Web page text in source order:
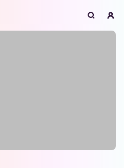
niet ondersteund